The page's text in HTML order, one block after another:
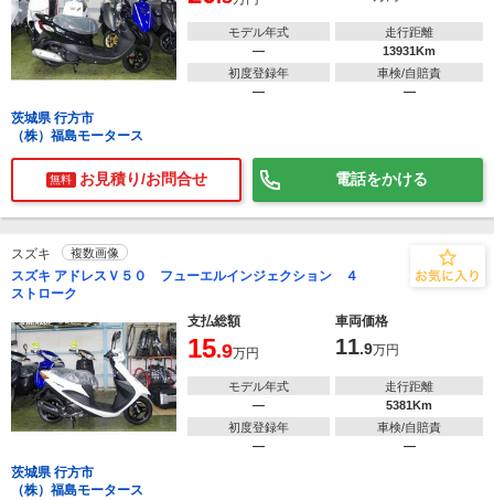
モデル年式
―
走行距離
13931Km
初度登録年
―
車検/自賠責
―
茨城県 行方市
（株）福島モータース
無料 お見積り/お問合せ 電話をかける
スズキ 複数画像
スズキ アドレスＶ５０ フューエルインジェクション ４
ストローク
支払総額
車両価格
15.9万円 11.9万円
モデル年式
―
走行距離
5381Km
初度登録年
―
車検/自賠責
―
茨城県 行方市
（株）福島モータース